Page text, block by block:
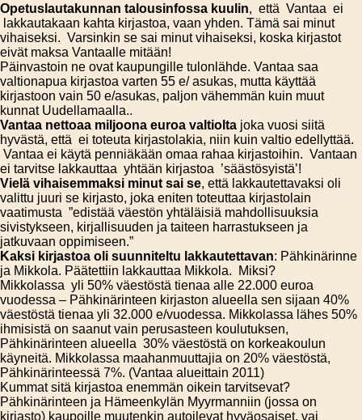
Opetuslautakunnan talousinfossa kuulin, että Vantaa ei
lakkautakaan kahta kirjastoa, vaan yhden. Tämä sai minut
vihaiseksi. Varsinkin se sai minut vihaiseksi, koska kirjastot
eivät maksa Vantaalle mitään!
Päinvastoin ne ovat kaupungille tulonlähde. Vantaa saa
valtionapua kirjastoa varten 55 e/ asukas, mutta käyttää
kirjastoon vain 50 e/asukas, paljon vähemmän kuin muut
kunnat Uudellamaalla..
Vantaa nettoaa miljoona euroa valtiolta joka vuosi siitä
hyvästä, että ei toteuta kirjastolakia, niin kuin valtio edellyttää.
Vantaa ei käytä penniäkään omaa rahaa kirjastoihin. Vantaan
ei tarvitse lakkauttaa yhtään kirjastoa ’säästösyistä’!
Vielä vihaisemmaksi minut sai se, että lakkautettavaksi oli
valittu juuri se kirjasto, joka eniten toteuttaa kirjastolain
vaatimusta ”edistää väestön yhtäläisiä mahdollisuuksia
sivistykseen, kirjallisuuden ja taiteen harrastukseen ja
jatkuvaan oppimiseen.”
Kaksi kirjastoa oli suunniteltu lakkautettavan: Pähkinärinne
ja Mikkola. Päätettiin lakkauttaa Mikkola. Miksi?
Mikkolassa yli 50% väestöstä tienaa alle 22.000 euroa
vuodessa – Pähkinärinteen kirjaston alueella sen sijaan 40%
väestöstä tienaa yli 32.000 e/vuodessa. Mikkolassa lähes 50%
ihmisistä on saanut vain perusasteen koulutuksen,
Pähkinärinteen alueella 30% väestöstä on korkeakoulun
käyneitä. Mikkolassa maahanmuuttajia on 20% väestöstä,
Pähkinärinteessä 7%. (Vantaa alueittain 2011)
Kummat sitä kirjastoa enemmän oikein tarvitsevat?
Pähkinärinteen ja Hämeenkylän Myyrmanniin (jossa on
kirjasto) kaupoille muutenkin autoilevat hyväosaiset, vai